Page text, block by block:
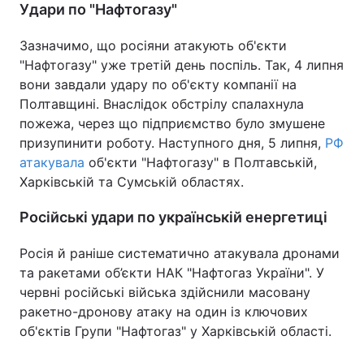
Удари по "Нафтогазу"
Зазначимо, що росіяни атакують об'єкти
"Нафтогазу" уже третій день поспіль. Так, 4 липня
вони завдали удару по об'єкту компанії на
Полтавщині. Внаслідок обстрілу спалахнула
пожежа, через що підприємство було змушене
призупинити роботу. Наступного дня, 5 липня, РФ
атакувала об'єкти "Нафтогазу" в Полтавській,
Харківській та Сумській областях.
Російські удари по українській енергетиці
Росія й раніше систематично атакувала дронами
та ракетами об’єкти НАК "Нафтогаз України". У
червні російські війська здійснили масовану
ракетно-дронову атаку на один із ключових
об'єктів Групи "Нафтогаз" у Харківській області.